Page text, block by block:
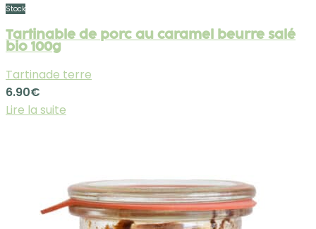
Stock
Tartinable de porc au caramel beurre salé
bio 100g
Tartinade terre
6.90€
Lire la suite